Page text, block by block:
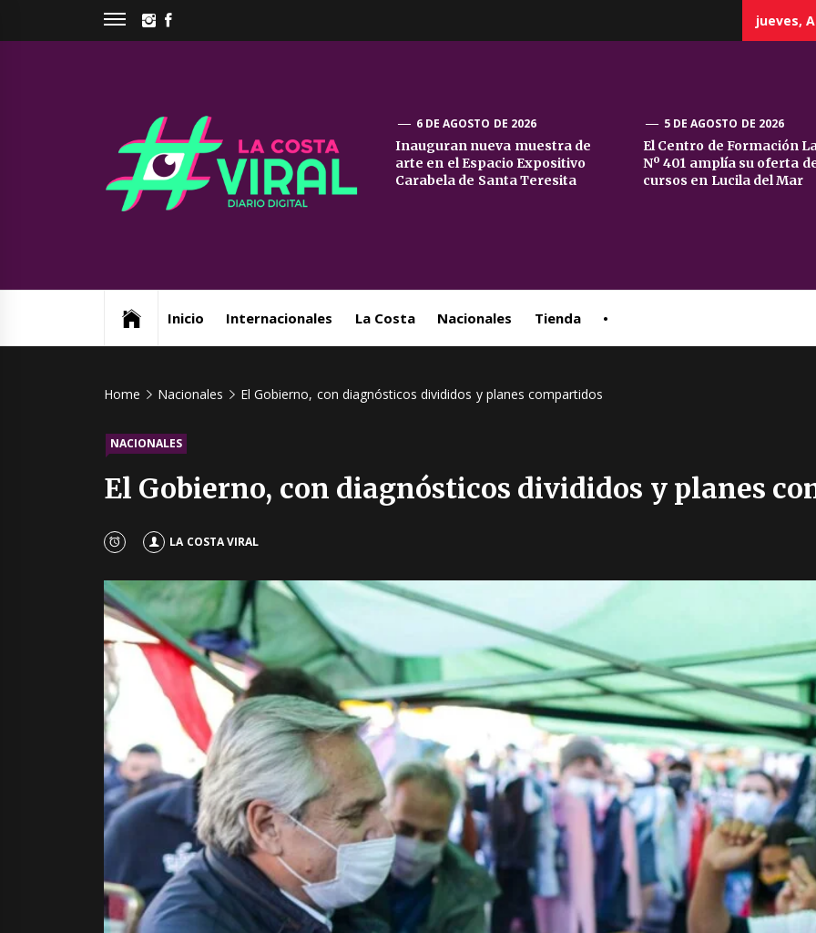
INSTAGRAM
jueves,
La
Costa
6 DE AGOSTO DE 2026
Inauguran nueva muestra de
arte en el Espacio Expositivo
Carabela de Santa Teresita
5 DE AGOSTO DE 2026
El Centro de Formación
Nº 401 amplía su oferta
cursos en Lucila del Mar
Inicio Internacionales La Costa Nacionales Tienda •
Home Nacionales El Gobierno, con diagnósticos divididos y planes compartidos
NACIONALES
El Gobierno, con diagnósticos divididos y planes
LA COSTA VIRAL